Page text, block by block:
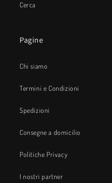
Cerca
Pagine
Chi siamo
Termini e Condizioni
Spedizioni
Consegne a domicilio
Politiche Privacy
I nostri partner